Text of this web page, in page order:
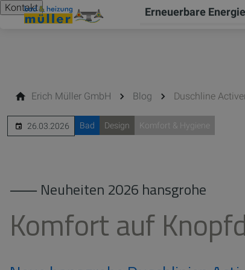
Kontakt Erneuerbare
Erich Müller GmbH Blog Duschline
26.03.2026 Bad Design Komfort & Hygiene
⸺ Neuheiten 2026 hansgrohe
Komfort auf